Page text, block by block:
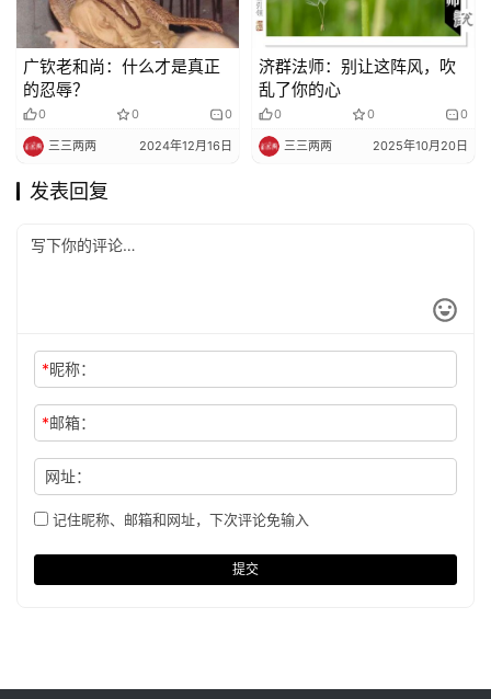
广钦老和尚：什么才是真正
的忍辱？
0 0 0
三三两两 2024年12月16日
济群法师：别让这阵风，吹
乱了你的心
0 0 0
三三两两 2025年10月20日
发表回复
*昵称：
*邮箱：
网址：
记住昵称、邮箱和网址，下次评论免输入
提交